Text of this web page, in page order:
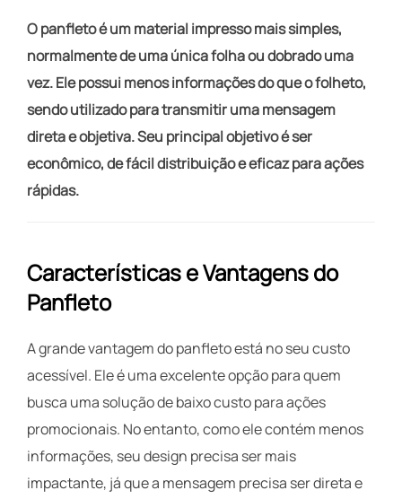
O panfleto é um material impresso mais simples,
normalmente de uma única folha ou dobrado uma
vez. Ele possui menos informações do que o folheto,
sendo utilizado para transmitir uma mensagem
direta e objetiva. Seu principal objetivo é ser
econômico, de fácil distribuição e eficaz para ações
rápidas.
Características e Vantagens do
Panfleto
A grande vantagem do panfleto está no seu custo
acessível. Ele é uma excelente opção para quem
busca uma solução de baixo custo para ações
promocionais. No entanto, como ele contém menos
informações, seu design precisa ser mais
impactante, já que a mensagem precisa ser direta e